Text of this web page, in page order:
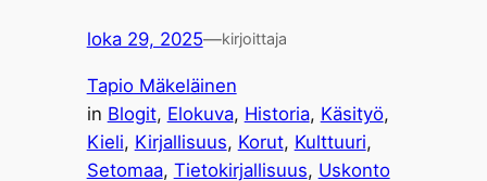
loka 29, 2025—kirjoittaja
Tapio Mäkeläinen
in Blogit, Elokuva, Historia, Käsityö
Kieli, Kirjallisuus, Korut, Kulttuuri
Setomaa, Tietokirjallisuus, Uskonto